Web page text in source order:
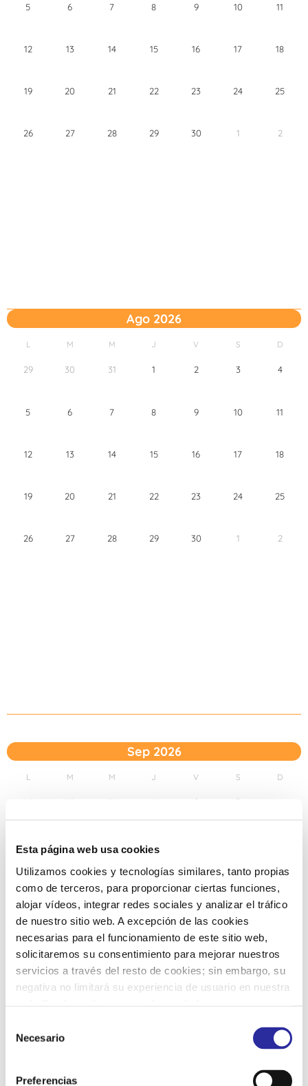
Esta página web usa cookies
Utilizamos cookies y tecnologías similares, tanto propias
como de terceros, para proporcionar ciertas funciones,
alojar vídeos, integrar redes sociales y analizar el tráfico
de nuestro sitio web. A excepción de las cookies
necesarias para el funcionamiento de este sitio web,
solicitaremos su consentimiento para mejorar nuestros
servicios a través del resto de cookies; sin embargo, su
negativa no limitará su experiencia de usuario en nuestra
más información, puede consultar nuestra
Política de
Necesario
Preferencias
5 6 7 8 9 10 11
12 13 14 15 16 17 18
19 20 21 22 23 24 25
26 27 28 29 30 1 2
Ago 2026
L M M J V S D
29 30 31 1 2 3 4
5 6 7 8 9 10 11
12 13 14 15 16 17 18
19 20 21 22 23 24 25
26 27 28 29 30 1 2
Sep 2026
L M M J V S D
2 3
5
12 13 14 15 16 17
22
26 27 28 29 30 1 2